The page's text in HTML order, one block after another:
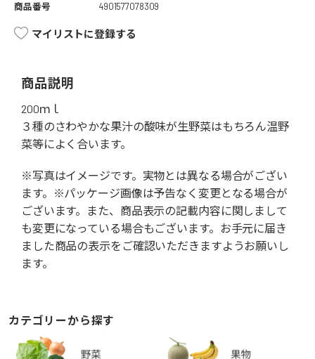
商品番号
4901577078309
マイリストに登録する
商品説明
200ｍｌ
３種のさわやかな果汁の酸味が生野菜はもちろん温野
菜等によく合います。
※写真はイメージです。実物とは異なる場合がござい
ます。※パッケージ画像は予告なく変更となる場合が
ございます。また、商品表示の記載内容に関しまして
も変更になっている場合もございます。お手元に届き
ました商品の表示をご確認いただきますようお願いし
ます。
カテゴリーから探す